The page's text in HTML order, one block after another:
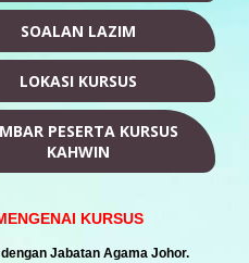
SOALAN LAZIM
LOKASI KURSUS
PESERTA KURSUS
KAHWIN
KURSUS
Jabatan Agama Johor.